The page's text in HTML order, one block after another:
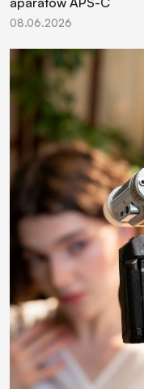
08.06.2026